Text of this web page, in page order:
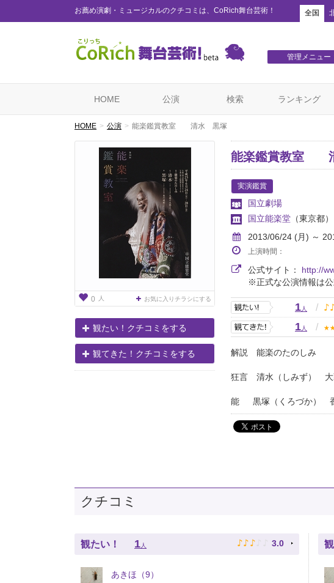
お薦め演劇・ミュージカルのクチコミは、CoRich舞台芸術！ 全国
管理メニュー
HOME 公演 検索 ランキング
HOME 公演 能楽鑑賞教室 清水 黒塚
0 人 お気に入りチラシにする
観たい！クチコミをする
観てきた！クチコミをする
能楽鑑賞教室
実演鑑賞
国立劇場
国立能楽堂 （東京都）
2013/06/24 (月) ～
上演時間：
公式サイト： http://
※正式な公演情報は公
1人 / ♪ ♪
1人 / ★ ★
解説 能楽のたのしみ
狂言 清水（しみず） 大
能 黒塚（くろづか）
クチコミ
観たい！ 1 人 ♪ ♪ ♪ ♪ ♪ 3.0
あきほ（9）